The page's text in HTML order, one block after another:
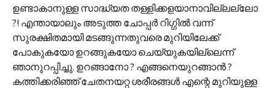
ഉണ്ടാകാനുള്ള സാദ്ധ്യത തള്ളിക്കളയാനാവില്ലല്ലോ
?! എന്തായാലും അടുത്ത ചോപ്പര്‍ റിഗ്ഗില്‍ വന്ന്
സുരക്ഷിതമായി മടങ്ങുന്നതുവരെ മുറിയിലേക്ക്
പോകുകയോ ഉറങ്ങുകയോ ചെയ്യുകയില്ലെന്ന്
ഞാനുറപ്പിച്ചു. ഉറങ്ങാനോ ? എങ്ങനെയുറങ്ങാന്‍ ?
കത്തിക്കരിഞ്ഞ് ചേതനയറ്റ ശരീരങ്ങള്‍ എന്റെ മുറിയുള്ള